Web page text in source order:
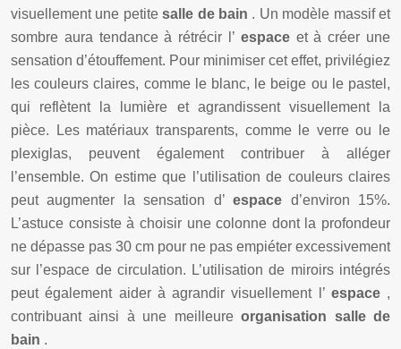
visuellement une petitesalle de bain . Un modèle massif et
sombre aura tendance à rétrécir l’ espace et à créer une
sensation d’étouffement. Pour minimiser cet effet, privilégiez
les couleurs claires, comme le blanc, le beige ou le pastel,
qui reflètent la lumière et agrandissent visuellement la
pièce. Les matériaux transparents, comme le verre ou le
plexiglas, peuvent également contribuer à alléger
l’ensemble. On estime que l’utilisation de couleurs claires
peut augmenter la sensation d’espace d’environ 15%.
L’astuce consiste à choisir une colonne dont la profondeur
ne dépasse pas 30 cm pour ne pas empiéter excessivement
sur l’espace de circulation. L’utilisation de miroirs intégrés
peut également aider à agrandir visuellement l’ espace ,
contribuant ainsi à une meilleureorganisation salle de
bain .